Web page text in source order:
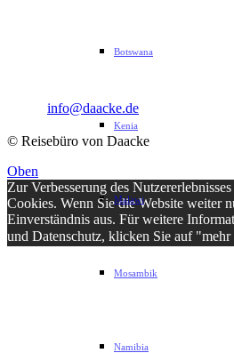
Botswana
Kenia
Malawi
Mosambik
Namibia
info@daacke.de
© Reisebüro von Daacke
Oben
Zur Verbesserung des
Cookies. Wenn Sie die Website weiter
Einverständnis aus. Für weitere
und Datenschutz, klicken Sie auf